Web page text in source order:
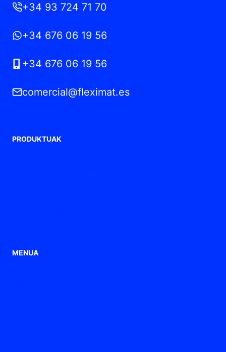
+34 93 724 71 70
+34 676 06 19 56
+34 676 06 19 56
comercial@fleximat.es
PRODUKTUAK
MENUA